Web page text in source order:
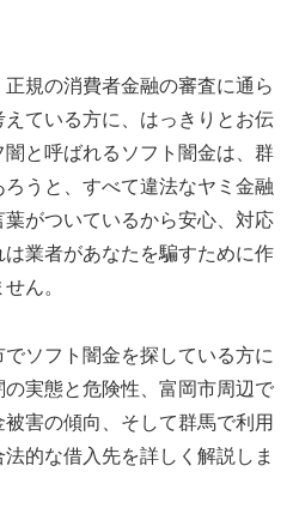
規の消費者金融の審査に通ら
ている方に、はっきりとお伝
と呼ばれるソフト闇金は、群
うと、すべて違法なヤミ金融
がついているから安心、対応
業者があなたを騙すために作
ん。
ソフト闇金を探している方に
実態と危険性、富岡市周辺で
害の傾向、そして群馬で利用
的な借入先を詳しく解説しま